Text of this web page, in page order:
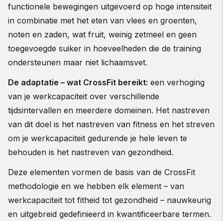
functionele bewegingen uitgevoerd op hoge intensiteit
in combinatie met het eten van vlees en groenten,
noten en zaden, wat fruit, weinig zetmeel en geen
toegevoegde suiker in hoeveelheden die de training
ondersteunen maar niet lichaamsvet.
De adaptatie – wat CrossFit bereikt: een verhoging
van je werkcapaciteit over verschillende
tijdsintervallen en meerdere domeinen. Het nastreven
van dit doel is het nastreven van fitness en het streven
om je werkcapaciteit gedurende je hele leven te
behouden is het nastreven van gezondheid.
Deze elementen vormen de basis van de CrossFit
methodologie en we hebben elk element – van
werkcapaciteit tot fitheid tot gezondheid – nauwkeurig
en uitgebreid gedefinieerd in kwantificeerbare termen.